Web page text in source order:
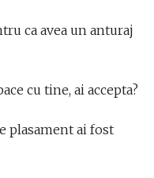
ca avea un anturaj
cu tine, ai accepta?
plasament ai fost